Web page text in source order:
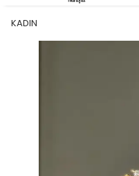
KADIN